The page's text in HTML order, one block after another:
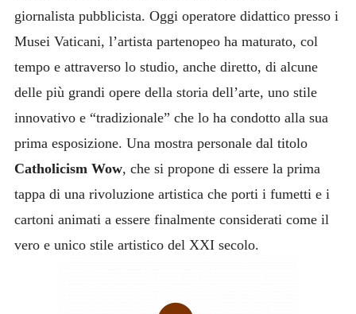
giornalista pubblicista. Oggi operatore didattico presso i
Musei Vaticani, l’artista partenopeo ha maturato, col
tempo e attraverso lo studio, anche diretto, di alcune
delle più grandi opere della storia dell’arte, uno stile
innovativo e “tradizionale” che lo ha condotto alla sua
prima esposizione. Una mostra personale dal titolo
Catholicism Wow, che si propone di essere la prima
tappa di una rivoluzione artistica che porti i fumetti e i
cartoni animati a essere finalmente considerati come il
vero e unico stile artistico del XXI secolo.